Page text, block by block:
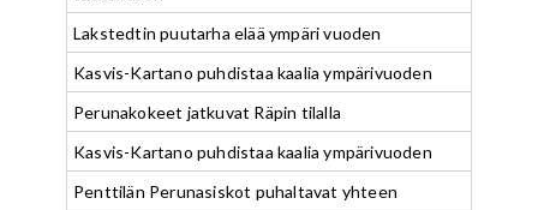
Lakstedtin puutarha elää ympäri vuoden
Kasvis-Kartano puhdistaa kaalia ympärivuoden
Perunakokeet jatkuvat Räpin tilalla
Kasvis-Kartano puhdistaa kaalia ympärivuoden
Penttilän Perunasiskot puhaltavat yhteen